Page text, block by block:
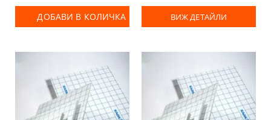
ДОБАВИ В КОЛИЧКА ВИЖ ДЕТАЙЛИ